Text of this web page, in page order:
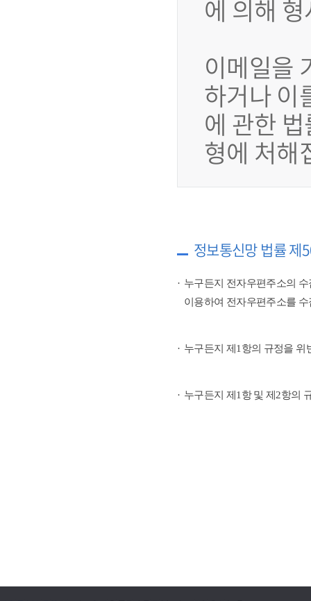
에 의해
이메일을
하거나 이
에 관한
형에 처해
정보통신망 법률 제
누구든지 전자우편주소의
이용하여 전자우편주소를
누구든지 제1항의 규정을 위
누구든지 제1항 및 제2항의